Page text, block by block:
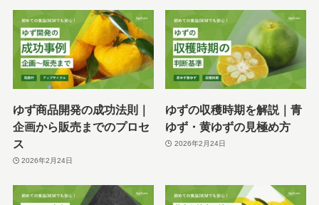
ゆず商品開発の成功法則｜
企画から販売までのプロセ
ス
2026年2月24日
ゆずの収穫時期を解説｜青
ゆず・黄ゆずの見極め方
2026年2月24日